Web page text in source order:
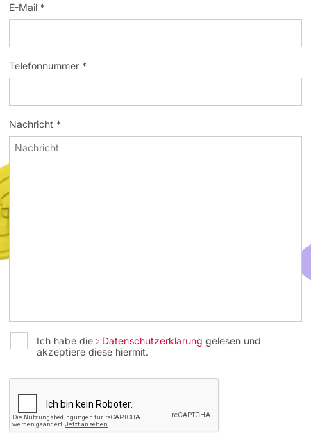
E-Mail *
Telefonnummer *
Nachricht *
Ich habe die Datenschutzerklärung gelesen und
akzeptiere diese hiermit.